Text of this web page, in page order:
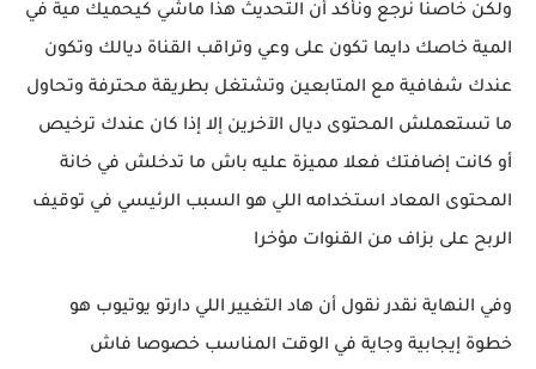
ولكن خاصنا نرجع ونأكد أن التحديث هذا ماشي كيحميك مية في
المية خاصك دايما تكون على وعي وتراقب القناة ديالك وتكون
عندك شفافية مع المتابعين وتشتغل بطريقة محترفة وتحاول
ما تستعملش المحتوى ديال الآخرين إلا إذا كان عندك ترخيص
أو كانت إضافتك فعلا مميزة عليه باش ما تدخلش في خانة
المحتوى المعاد استخدامه اللي هو السبب الرئيسي في توقيف
الربح على بزاف من القنوات مؤخرا
وفي النهاية نقدر نقول أن هاد التغيير اللي دارتو يوتيوب هو
خطوة إيجابية وجاية في الوقت المناسب خصوصا فاش